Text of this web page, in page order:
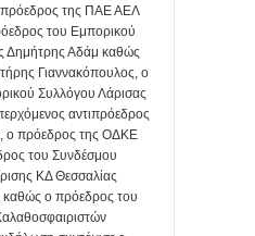
της ΠΑΕ ΑΕΛ
του Εμπορικού
Δημήτρης Αδάμ καθώς
Γιαννακόπουλος, ο
Συλλόγου Λάρισας
αντιπρόεδρος
o πρόεδρος της ΟΔΚΕ
του Συνδέσμου
ΚΔ Θεσσαλίας
ο πρόεδρος του